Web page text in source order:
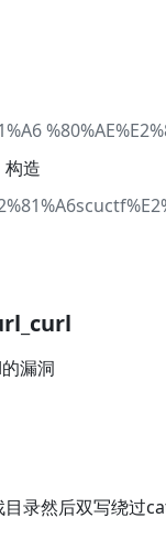
造
漏洞
录然后双写绕过